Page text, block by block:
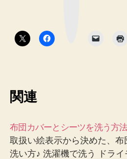
関連
布団カバーとシーツを洗う方
取扱い絵表示から決めた、
洗い方♪ 洗濯機で洗う ドラ